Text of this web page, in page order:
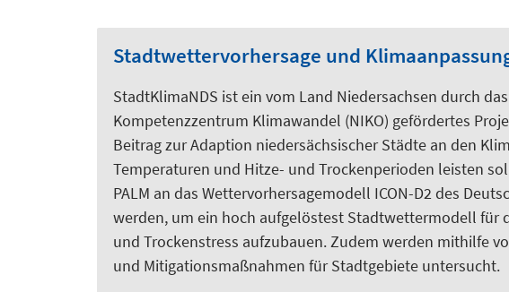
Stadtwettervorhersage und
StadtKlimaNDS ist ein vom Land Niedersachsen durch
Kompetenzzentrum Klimawandel (NIKO) gefördertes
Beitrag zur Adaption niedersächsischer Städte an den
Temperaturen und Hitze- und Trockenperioden leisten
PALM an das Wettervorhersagemodell ICON-D2 des
werden, um ein hoch aufgelöstest Stadtwettermodell für
und Trockenstress aufzubauen. Zudem werden mithilfe
und Mitigationsmaßnahmen für Stadtgebiete untersucht.